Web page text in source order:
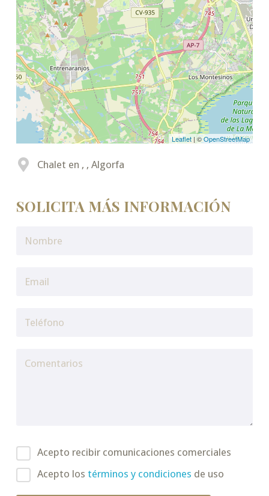
Leaflet | ©OpenStreetMap
Chalet en , , Algorfa
SOLICITA MÁS INFORMACIÓN
Acepto recibir comunicaciones comerciales
Acepto los términos y condiciones de uso